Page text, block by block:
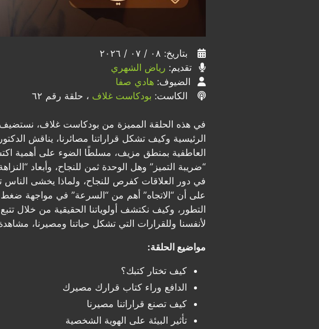
بتاريخ: ٠٨ / ٠٧ / ٢٠٢٦
تقديم: رياض الشهري
الضيوف: هادي صفا
الكاست: بودكاست غلاف ، حلقة رقم ٦٢
في هذه الحلقة المميزة من بودكاست غلاف،
الرئيسية وكيف تشكل قراراتنا مصائرنا، يناقش
العاطفية بمنطق مزيف، مسلطًا الضوء على أهمية
“ضريبة التميز” وهل الوحدة ثمن للنجاح، وأبعاد
في دور العلاقات كفرص للنجاح، ولماذا يخشى
على أن “الاتجاه” أهم من “السرعة” في مواجهة ضغط
التطور، وكيف نكتشف أولوياتنا الحقيقية من خلال تتبع
لأنفسنا وللقرارات التي تشكل حياتنا ومصيرنا،
مواضيع الحلقة:
كيف تختار كتبك؟
الدافع وراء كتاب قرارك مصيرك
كيف تصنع قراراتنا مصيرنا
تأثير البيئة على الهوية الشخصية